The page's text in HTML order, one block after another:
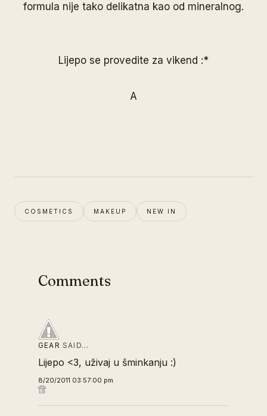
formula nije tako delikatna kao od mineralnog.
Lijepo se provedite za vikend :*
A
COSMETICS MAKEUP NEW IN
Comments
GEAR SAID…
Lijepo <3, uživaj u šminkanju :)
8/20/2011 03:57:00 pm